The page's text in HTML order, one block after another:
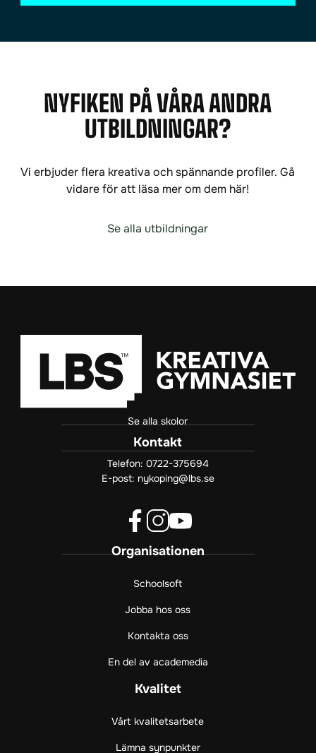
NYFIKEN PÅ VÅRA ANDRA
UTBILDNINGAR?
Vi erbjuder flera kreativa och spännande profiler. Gå
vidare för att läsa mer om dem här!
Se alla utbildningar
Se alla skolor
Kontakt
Telefon: 0722-375694
E-post: nykoping@lbs.se
a
e
o
k
(
p
n
s
n
t
g
a
m
ö
p
a
o
t
b
(
ö
p
a
i
Organisationen
Schoolsoft
Jobba hos oss
Kontakta oss
En del av academedia
Kvalitet
Vårt kvalitetsarbete
Lämna synpunkter